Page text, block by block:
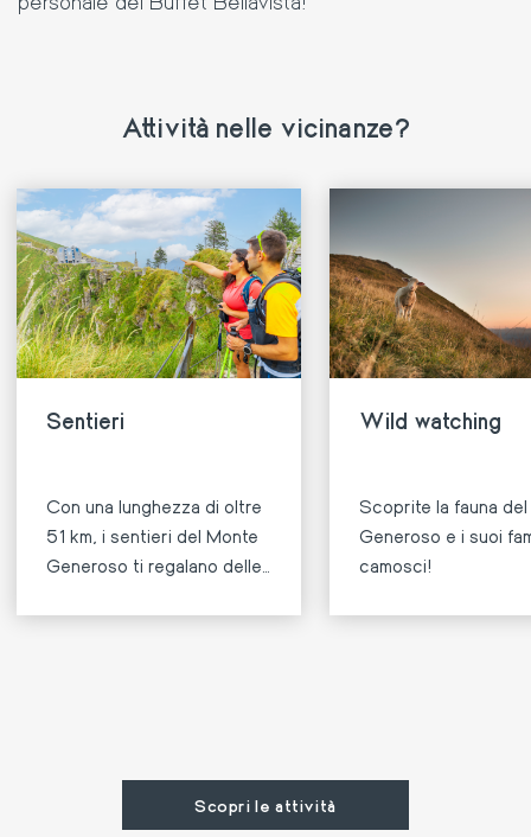
Attività nelle vicinanze?
Sentieri
Con una lunghezza di oltre
51 km, i sentieri del Monte
Generoso ti regalano delle
Wild watching
Scoprite la fauna
Generoso e i suoi
camosci!
Scopri le attività